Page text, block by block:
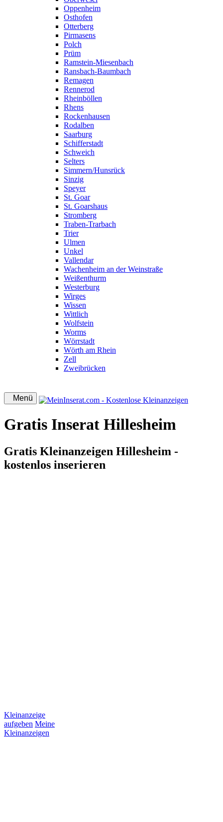
Oppenheim
Osthofen
Otterberg
Pirmasens
Polch
Prüm
Ramstein-Miesenbach
Ransbach-Baumbach
Remagen
Rennerod
Rheinböllen
Rhens
Rockenhausen
Rodalben
Saarburg
Schifferstadt
Schweich
Selters
Simmern/Hunsrück
Sinzig
Speyer
St. Goar
St. Goarshaus
Stromberg
Traben-Trarbach
Trier
Ulmen
Unkel
Vallendar
Wachenheim an der Weinstraße
Weißenthurm
Westerburg
Wirges
Wissen
Wittlich
Wolfstein
Worms
Wörrstadt
Wörth am Rhein
Zell
Zweibrücken
Menü
Gratis Inserat Hillesheim
Gratis Kleinanzeigen Hillesheim -
kostenlos inserieren
Kleinanzeige
aufgeben Meine
Kleinanzeigen